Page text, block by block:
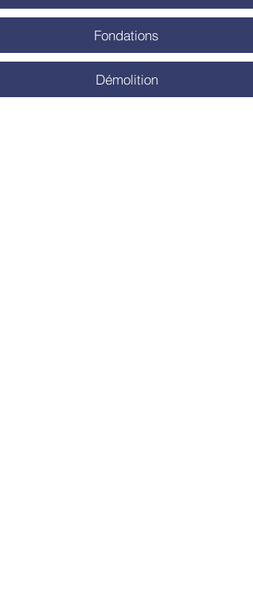
Fondations
Démolition